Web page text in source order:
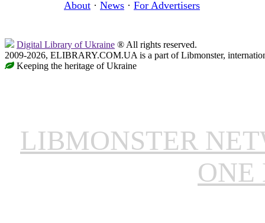
About · News · For Advertisers
Digital Library of Ukraine ® All rights reserved.
2009-2026, ELIBRARY.COM.UA is a part of Libmonster,
Keeping the heritage of Ukraine
LIBMONSTER
ONE